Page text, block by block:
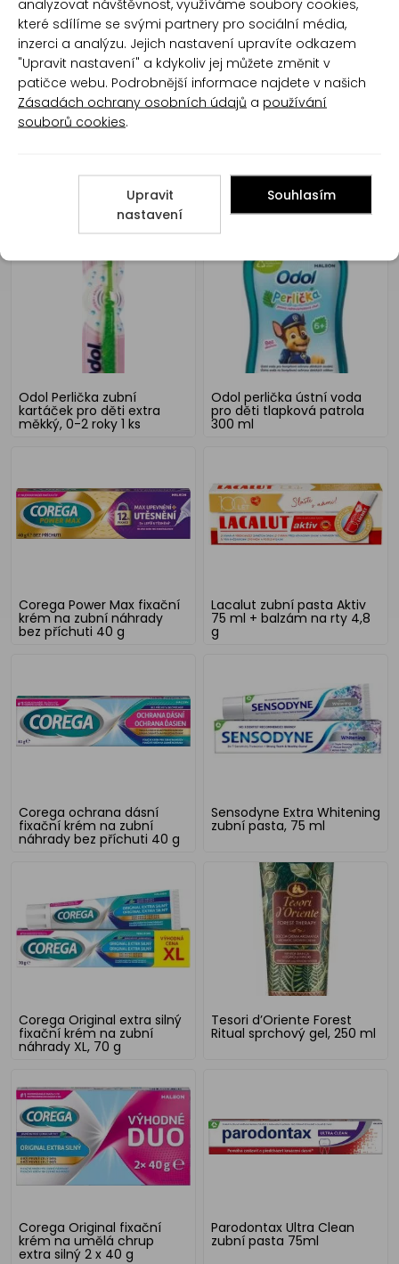
75 ml
Elmex Menthol-free Bez
mentolu kompatibilní s
homeopatickou léčbou
zubní pasta 75 ml
Odol Perlička zubní
kartáček pro děti měkký
Tlapková patrola, 3-6 let, 1
ks
Odol Perlička zubní
kartáček pro děti extra
měkký, 0-2 roky 1 ks
Odol perlička ústní voda
pro děti tlapková patrola
300 ml
Corega Power Max fixační
krém na zubní náhrady
bez příchuti 40 g
Lacalut zubní pasta Aktiv
75 ml + balzám na rty 4,8
g
Corega ochrana dásní
fixační krém na zubní
náhrady bez příchuti 40 g
Sensodyne Extra Whitening
zubní pasta, 75 ml
Corega Original extra silný
fixační krém na zubní
náhrady XL, 70 g
Tesori d’Oriente Forest
Ritual sprchový gel, 250 ml
Corega Original fixační
krém na umělá chrup
extra silný 2 x 40 g
Parodontax Ultra Clean
zubní pasta 75ml
analyzovat návštěvnost, využíváme soubory cookies,
které sdílíme se svými partnery pro sociální média,
inzerci a analýzu. Jejich nastavení upravíte odkazem
"Upravit nastavení" a kdykoliv jej můžete změnit v
patičce webu. Podrobnější informace najdete v našich
Zásadách ochrany osobních údajů a používání
souborů cookies.
Upravit
nastavení
Souhlasím